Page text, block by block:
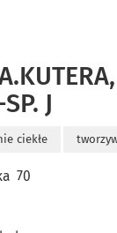
J
ciekłe
70